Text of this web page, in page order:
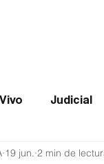
Judicial
Historias de
19 jun. 2 min de